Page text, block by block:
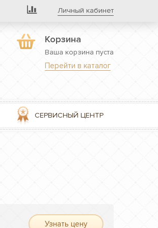
Личный кабинет
Корзина
Ваша корзина пуста
Перейти в каталог
СЕРВИСНЫЙ ЦЕНТР
Узнать цену